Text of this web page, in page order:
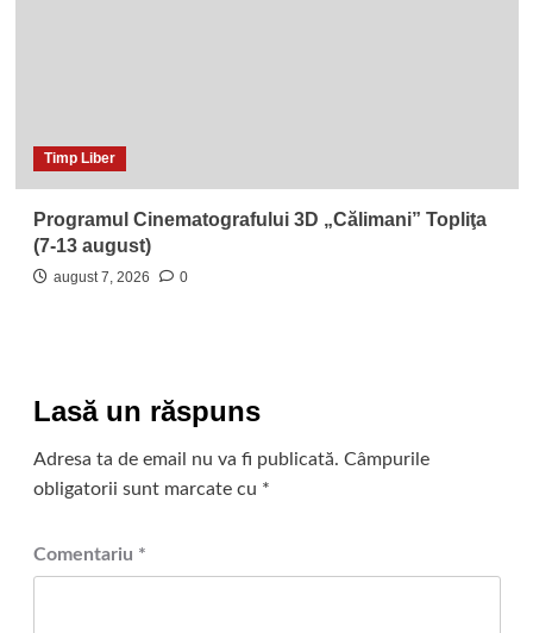
Timp Liber
Programul Cinematografului 3D „Călimani” Topliţa
(7-13 august)
august 7, 2026 0
Lasă un răspuns
Adresa ta de email nu va fi publicată. Câmpurile
obligatorii sunt marcate cu *
Comentariu *